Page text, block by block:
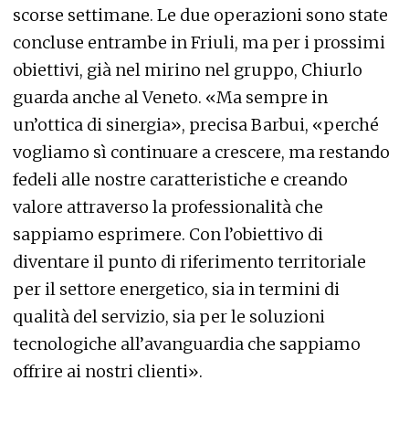
scorse settimane. Le due operazioni sono state
concluse entrambe in Friuli, ma per i prossimi
obiettivi, già nel mirino nel gruppo, Chiurlo
guarda anche al Veneto. «Ma sempre in
un’ottica di sinergia», precisa Barbui, «perché
vogliamo sì continuare a crescere, ma restando
fedeli alle nostre caratteristiche e creando
valore attraverso la professionalità che
sappiamo esprimere. Con l’obiettivo di
diventare il punto di riferimento territoriale
per il settore energetico, sia in termini di
qualità del servizio, sia per le soluzioni
tecnologiche all’avanguardia che sappiamo
offrire ai nostri clienti».